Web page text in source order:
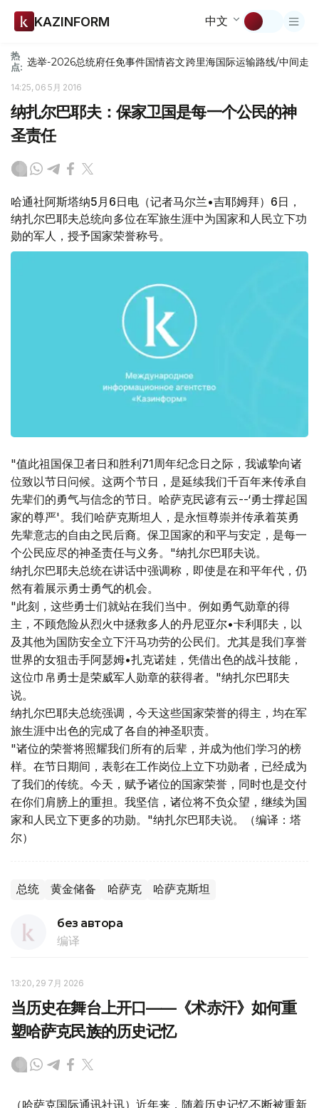
KAZINFORM 中文
热
点: 选举-2026总统府任免事件国情咨文跨里海国际运输路线/中间走廊
14:25, 06 5月 2016
纳扎尔巴耶夫：保家卫国是每一个公民的神
圣责任
哈通社阿斯塔纳5月6日电（记者马尔兰•吉耶姆拜）6日，
纳扎尔巴耶夫总统向多位在军旅生涯中为国家和人民立下功
勋的军人，授予国家荣誉称号。
"值此祖国保卫者日和胜利71周年纪念日之际，我诚挚向诸
位致以节日问候。这两个节日，是延续我们千百年来传承自
先辈们的勇气与信念的节日。哈萨克民谚有云--‘勇士撑起国
家的尊严'。我们哈萨克斯坦人，是永恒尊崇并传承着英勇
先辈意志的自由之民后裔。保卫国家的和平与安定，是每一
个公民应尽的神圣责任与义务。"纳扎尔巴耶夫说。
纳扎尔巴耶夫总统在讲话中强调称，即使是在和平年代，仍
然有着展示勇士勇气的机会。
"此刻，这些勇士们就站在我们当中。例如勇气勋章的得
主，不顾危险从烈火中拯救多人的丹尼亚尔•卡利耶夫，以
及其他为国防安全立下汗马功劳的公民们。尤其是我们享誉
世界的女狙击手阿瑟姆•扎克诺娃，凭借出色的战斗技能，
这位巾帛勇士是荣威军人勋章的获得者。"纳扎尔巴耶夫
说。
纳扎尔巴耶夫总统强调，今天这些国家荣誉的得主，均在军
旅生涯中出色的完成了各自的神圣职责。
"诸位的荣誉将照耀我们所有的后辈，并成为他们学习的榜
样。在节日期间，表彰在工作岗位上立下功勋者，已经成为
了我们的传统。今天，赋予诸位的国家荣誉，同时也是交付
在你们肩膀上的重担。我坚信，诸位将不负众望，继续为国
家和人民立下更多的功勋。"纳扎尔巴耶夫说。（编译：塔
尔）
总统 黄金储备 哈萨克 哈萨克斯坦
без автора
编译
13:20, 29 7月 2026
当历史在舞台上开口——《术赤汗》如何重
塑哈萨克民族的历史记忆
（哈萨克国际通讯社讯）近年来，随着历史记忆不断被重新